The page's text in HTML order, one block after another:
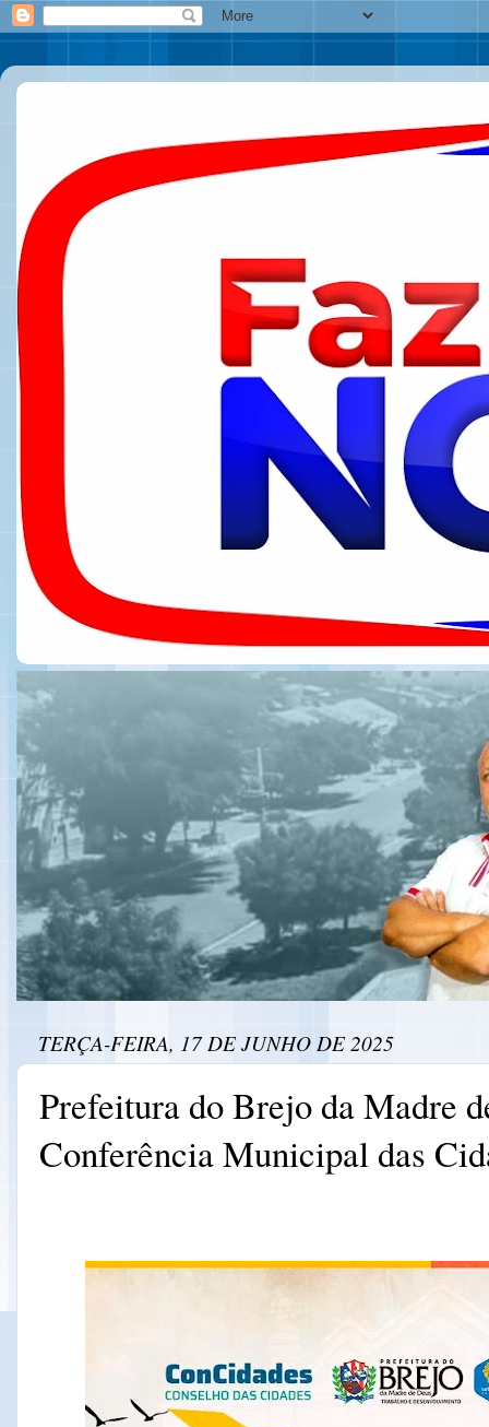
TERÇA-FEIRA, 17 DE JUNHO DE 2025
Prefeitura do Brejo da Madre
Conferência Municipal das